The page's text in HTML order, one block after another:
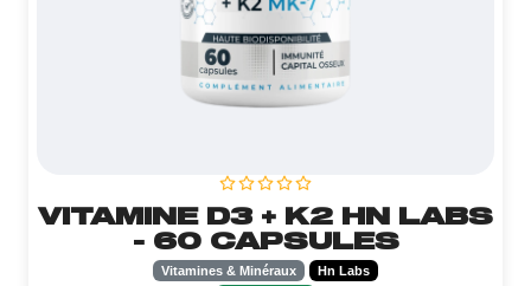
VITAMINE D3 + K2 HN LABS
- 60 CAPSULES
Vitamines & Minéraux
Hn Labs